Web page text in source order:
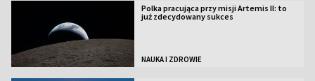
Polka pracująca przy misji Artemis II: to
już zdecydowany sukces
NAUKA I ZDROWIE